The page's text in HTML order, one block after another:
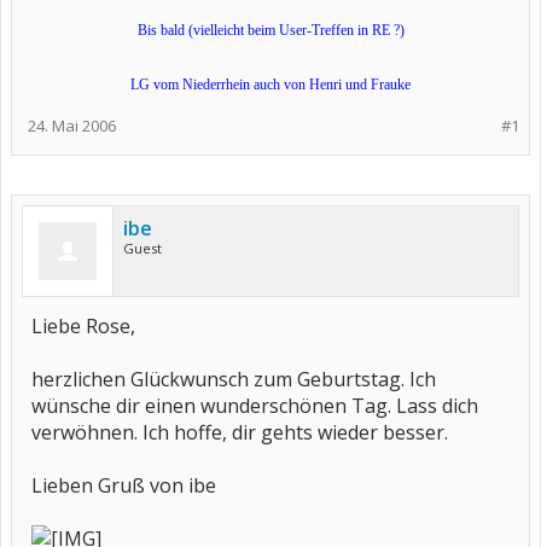
Bis bald (vielleicht beim User-Treffen in RE ?)
LG vom Niederrhein auch von Henri und Frauke
#1
24. Mai 2006
ibe
Guest
Liebe Rose,
herzlichen Glückwunsch zum Geburtstag. Ich
wünsche dir einen wunderschönen Tag. Lass dich
verwöhnen. Ich hoffe, dir gehts wieder besser.
Lieben Gruß von ibe